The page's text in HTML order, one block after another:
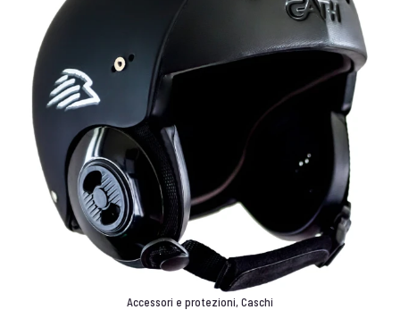
Accessori e protezioni, Caschi